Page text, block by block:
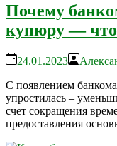
Почему
купюру — что
24.01.2023
С появлением
упростилась –
счет сокращения
предоставления